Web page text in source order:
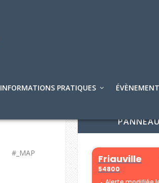
INFORMATIONS PRATIQUES
#_MAP